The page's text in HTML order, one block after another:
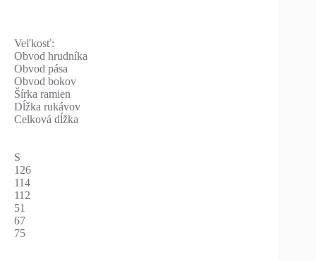
Veľkosť:
Obvod hrudníka
Obvod pása
Obvod bokov
Šírka ramien
Dĺžka rukávov
Celková dĺžka
S
126
114
112
51
67
75